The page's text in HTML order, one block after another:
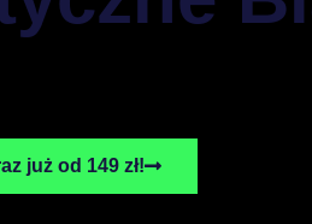
już od 149 zł!